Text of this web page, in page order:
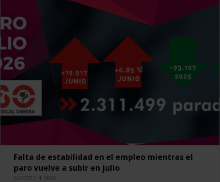
Falta de estabilidad en el empleo mientras el
paro vuelve a subir en julio
AGOSTO 4, 2026